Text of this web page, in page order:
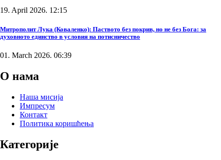
19. April 2026. 12:15
Митрополит Лука (Коваленко): Паството без покрив, но не без Бога: за
духовното единство в условия на потисничество
01. March 2026. 06:39
О нама
Наша мисија
Импресум
Контакт
Политика коришћења
Категорије